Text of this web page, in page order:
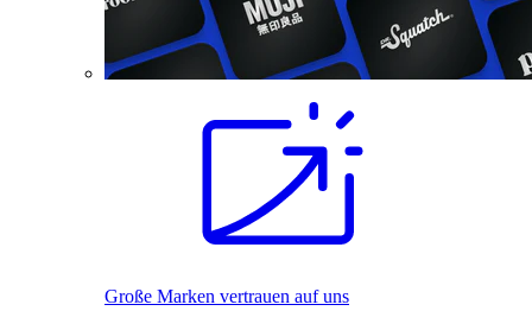
Große Marken vertrauen auf uns